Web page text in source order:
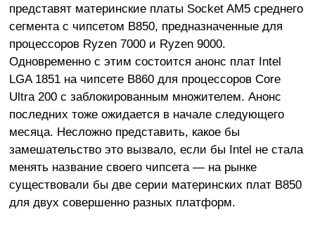
представят материнские платы Socket AM5 среднего
сегмента с чипсетом B850, предназначенные для
процессоров Ryzen 7000 и Ryzen 9000.
Одновременно с этим состоится анонс плат Intel
LGA 1851 на чипсете B860 для процессоров Core
Ultra 200 с заблокированным множителем. Анонс
последних тоже ожидается в начале следующего
месяца. Несложно представить, какое бы
замешательство это вызвало, если бы Intel не стала
менять название своего чипсета — на рынке
существовали бы две серии материнских плат B850
для двух совершенно разных платформ.